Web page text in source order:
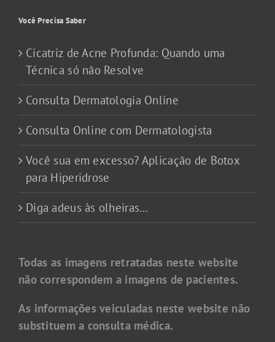
Você Precisa Saber
Cicatriz de Acne Profunda: Quando uma
Técnica só não Resolve
Consulta Dermatologia Online
Consulta Online com Dermatologista
Você sua em excesso? Aplicação de Botox
para Hiperidrose
Diga adeus às olheiras…
Todas as imagens retratadas neste website
não correspondem a imagens de pacientes.
As informações veiculadas neste website não
substituem a consulta médica.